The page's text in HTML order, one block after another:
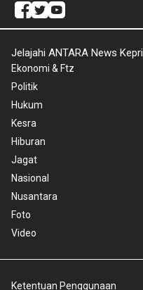
Jelajahi ANTARA News Kepri
Ekonomi & Ftz
Politik
Hukum
Kesra
Hiburan
Jagat
Nasional
Nusantara
Foto
Video
Ketentuan Penggunaan